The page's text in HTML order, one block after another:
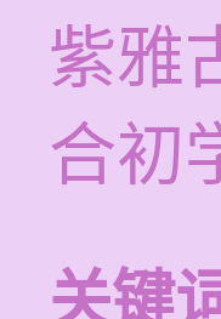
紫雅
合初
关键